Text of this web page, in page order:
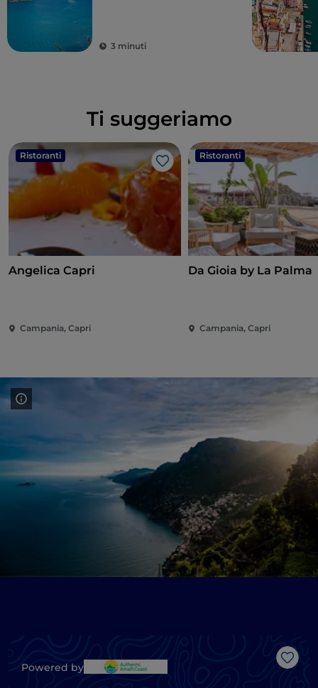
3 minuti
Ti suggeriamo
Ristoranti
Like
Angelica Capri
Campania, Capri
Ristoranti
Da Gioia by La Palma
Campania, Capri
Like
Powered by